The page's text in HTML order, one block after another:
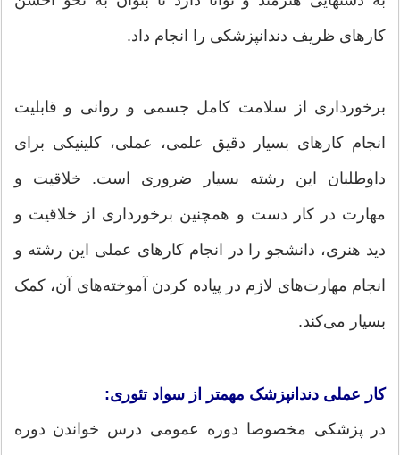
کارهای ظریف دندانپزشکی را انجام داد.
برخورداری از سلامت کامل جسمی و روانی و قابلیت
انجام کارهای بسیار دقیق علمی، عملی، کلینیکی برای
داوطلبان این رشته بسیار ضروری است. خلاقیت و
مهارت در کار دست و همچنین برخورداری از خلاقیت و
دید هنری، دانشجو را در انجام کارهای عملی این رشته و
انجام مهارت‌های لازم در پیاده کردن آموخته‌های آن، کمک
بسیار می‌کند.
کار عملی دندانپزشک مهمتر از سواد تئوری:
در پزشکی مخصوصا دوره عمومی درس خواندن دوره